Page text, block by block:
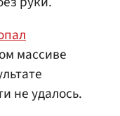
массиве
не удалось.